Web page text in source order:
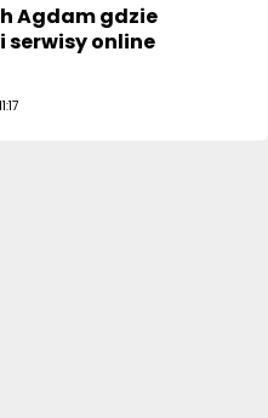
Agdam gdzie
serwisy online